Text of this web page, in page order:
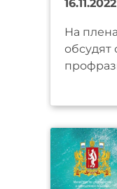
16.11.2022
На
обсудят